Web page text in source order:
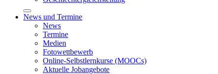
News und Termine
News
Termine
Medien
Fotowettbewerb
Online-Selbstlernkurse (MOOCs)
Aktuelle Jobangebote